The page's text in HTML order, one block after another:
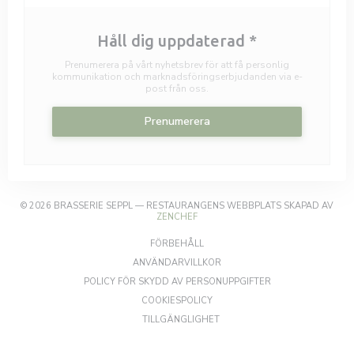
Håll dig uppdaterad *
Prenumerera på vårt nyhetsbrev för att få personlig
kommunikation och marknadsföringserbjudanden via e-
post från oss.
Prenumerera
© 2026 BRASSERIE SEPPL — RESTAURANGENS WEBBPLATS SKAPAD AV
ZENCHEF((ÖPPNAS I ETT NYTT FÖNSTER))
FÖRBEHÅLL
ANVÄNDARVILLKOR
POLICY FÖR SKYDD AV PERSONUPPGIFTER((ÖPPNAS I ETT
COOKIESPOLICY((ÖPPNAS I ETT NYTT FÖNSTER))
TILLGÄNGLIGHET((ÖPPNAS I ETT NYTT